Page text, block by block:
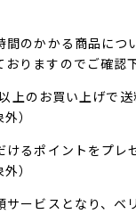
のかかる商品につ
りますのでご確認
のお買い上げで送
）
るポイントをプレ
）
ービスとなり、ベ